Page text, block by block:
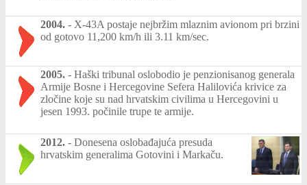
2004. - X-43A postaje nejbržim mlaznim avionom pri brzini
od gotovo 11,200 km/h ili 3.11 km/sec.
2005. - Haški tribunal oslobodio je penzionisanog generala
Armije Bosne i Hercegovine Sefera Halilovića krivice za
zločine koje su nad hrvatskim civilima u Hercegovini u
jesen 1993. počinile trupe te armije.
2012. - Donesena oslobađajuća presuda
hrvatskim generalima Gotovini i Markaču.